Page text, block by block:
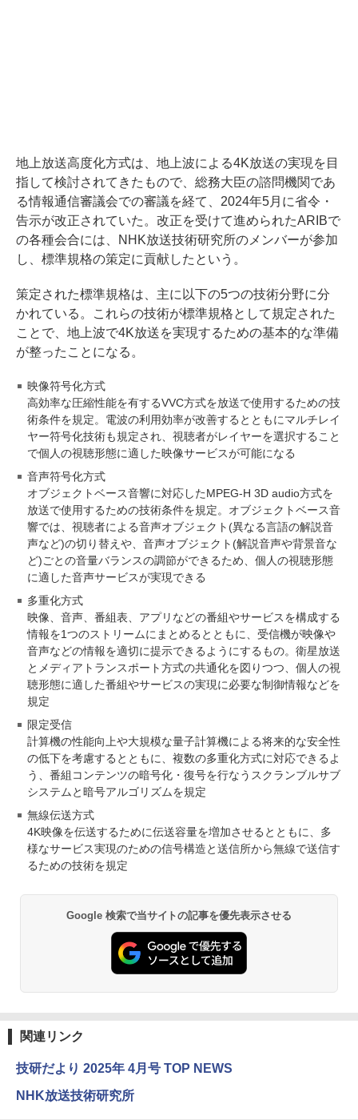
地上放送高度化方式は、地上波による4K放送の実現を目
指して検討されてきたもので、総務大臣の諮問機関であ
る情報通信審議会での審議を経て、2024年5月に省令・
告示が改正されていた。改正を受けて進められたARIBで
の各種会合には、NHK放送技術研究所のメンバーが参加
し、標準規格の策定に貢献したという。
策定された標準規格は、主に以下の5つの技術分野に分
かれている。これらの技術が標準規格として規定された
ことで、地上波で4K放送を実現するための基本的な準備
が整ったことになる。
映像符号化方式
高効率な圧縮性能を有するVVC方式を放送で使用するための技
術条件を規定。電波の利用効率が改善するとともにマルチレイ
ヤー符号化技術も規定され、視聴者がレイヤーを選択すること
で個人の視聴形態に適した映像サービスが可能になる
音声符号化方式
オブジェクトベース音響に対応したMPEG-H 3D audio方式を
放送で使用するための技術条件を規定。オブジェクトベース音
響では、視聴者による音声オブジェクト(異なる言語の解説音
声など)の切り替えや、音声オブジェクト(解説音声や背景音な
ど)ごとの音量バランスの調節ができるため、個人の視聴形態
に適した音声サービスが実現できる
多重化方式
映像、音声、番組表、アプリなどの番組やサービスを構成する
情報を1つのストリームにまとめるとともに、受信機が映像や
音声などの情報を適切に提示できるようにするもの。衛星放送
とメディアトランスポート方式の共通化を図りつつ、個人の視
聴形態に適した番組やサービスの実現に必要な制御情報などを
規定
限定受信
計算機の性能向上や大規模な量子計算機による将来的な安全性
の低下を考慮するとともに、複数の多重化方式に対応できるよ
う、番組コンテンツの暗号化・復号を行なうスクランブルサブ
システムと暗号アルゴリズムを規定
無線伝送方式
4K映像を伝送するために伝送容量を増加させるとともに、多
様なサービス実現のための信号構造と送信所から無線で送信す
るための技術を規定
Google 検索で当サイトの記事を優先表示させる
関連リンク
技研だより 2025年 4月号 TOP NEWS
NHK放送技術研究所